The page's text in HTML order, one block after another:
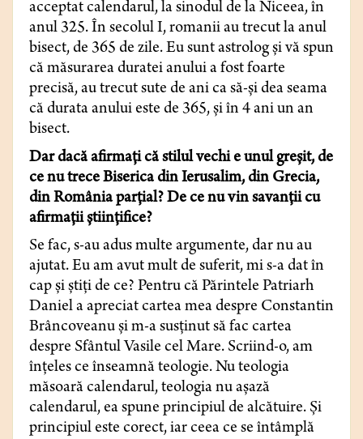
acceptat calendarul, la sinodul de la Niceea, în
anul 325. În secolul I, romanii au trecut la anul
bisect, de 365 de zile. Eu sunt astrolog şi vă spun
că măsurarea duratei anului a fost foarte
precisă, au trecut sute de ani ca să-şi dea seama
că durata anului este de 365, şi în 4 ani un an
bisect.
Dar dacă afirmaţi că stilul vechi e unul greşit, de
ce nu trece Biserica din Ierusalim, din Grecia,
din România parţial? De ce nu vin savanţii cu
afirmaţii ştiinţifice?
Se fac, s-au adus multe argumente, dar nu au
ajutat. Eu am avut mult de suferit, mi s-a dat în
cap şi ştiţi de ce? Pentru că Părintele Patriarh
Daniel a apreciat cartea mea despre Constantin
Brâncoveanu şi m-a susţinut să fac cartea
despre Sfântul Vasile cel Mare. Scriind-o, am
înţeles ce înseamnă teologie. Nu teologia
măsoară calendarul, teologia nu aşază
calendarul, ea spune principiul de alcătuire. Și
principiul este corect, iar ceea ce se întâmplă